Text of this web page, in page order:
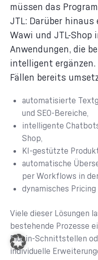
müssen das
JTL: Darüber
Wawi und JTL-Shop
Anwendungen, die
intelligent ergänzen.
Fällen bereits
automatisierte
und SEO-Bereiche,
intelligente
Shop,
KI-gestützte
automatische
per Workflows in
dynamisches Pricing
Viele dieser Lösungen
bestehende Prozesse
Plugin-Schnittstellen
individuelle